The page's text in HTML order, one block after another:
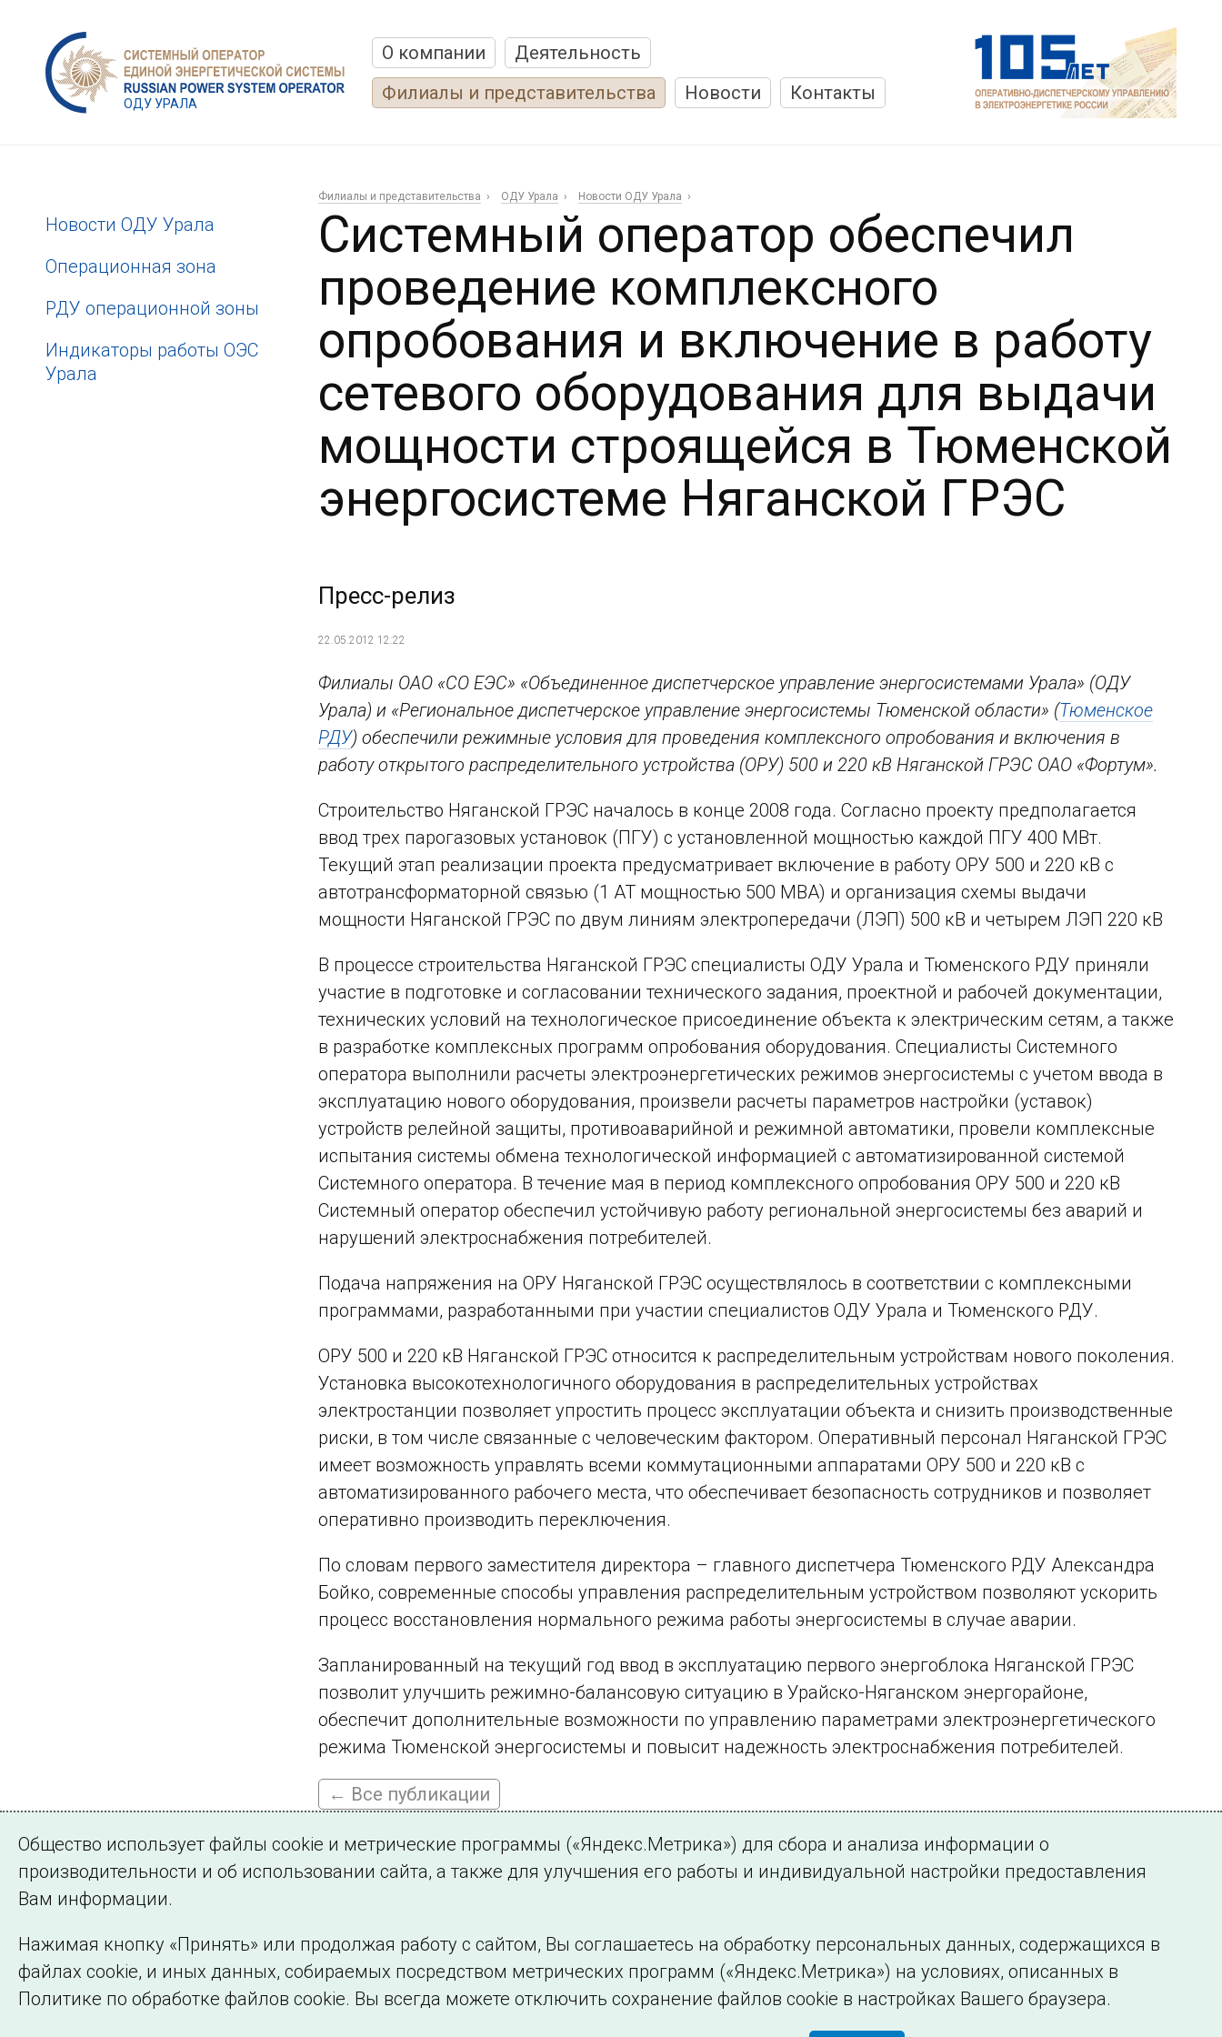
ОДУ УРАЛА
О компании
Деятельность
Филиалы и представительства
Новости Контакты
Новости ОДУ Урала
Операционная зона
РДУ операционной зоны
Индикаторы работы ОЭС
Урала
Филиалы и представительства ОДУ Урала Новости ОДУ Урала
Системный оператор обеспечил
проведение комплексного
опробования и включение в работу
сетевого оборудования для выдачи
мощности строящейся в Тюменской
энергосистеме Няганской ГРЭС
Пресс-релиз
22.05.2012 12:22
Филиалы ОАО «СО ЕЭС» «Объединенное диспетчерское управление энергосистемами Урала» (ОДУ
Урала) и «Региональное диспетчерское управление энергосистемы Тюменской области» (Тюменское
РДУ) обеспечили режимные условия для проведения комплексного опробования и включения в
работу открытого распределительного устройства (ОРУ) 500 и 220 кВ Няганской ГРЭС ОАО «Фортум».
Строительство Няганской ГРЭС началось в конце 2008 года. Согласно проекту предполагается
ввод трех парогазовых установок (ПГУ) с установленной мощностью каждой ПГУ 400 МВт.
Текущий этап реализации проекта предусматривает включение в работу ОРУ 500 и 220 кВ с
автотрансформаторной связью (1 АТ мощностью 500 МВА) и организация схемы выдачи
мощности Няганской ГРЭС по двум линиям электропередачи (ЛЭП) 500 кВ и четырем ЛЭП 220 кВ
В процессе строительства Няганской ГРЭС специалисты ОДУ Урала и Тюменского РДУ приняли
участие в подготовке и согласовании технического задания, проектной и рабочей документации,
технических условий на технологическое присоединение объекта к электрическим сетям, а также
в разработке комплексных программ опробования оборудования. Специалисты Системного
оператора выполнили расчеты электроэнергетических режимов энергосистемы с учетом ввода в
эксплуатацию нового оборудования, произвели расчеты параметров настройки (уставок)
устройств релейной защиты, противоаварийной и режимной автоматики, провели комплексные
испытания системы обмена технологической информацией с автоматизированной системой
Системного оператора. В течение мая в период комплексного опробования ОРУ 500 и 220 кВ
Системный оператор обеспечил устойчивую работу региональной энергосистемы без аварий и
нарушений электроснабжения потребителей.
Подача напряжения на ОРУ Няганской ГРЭС осуществлялось в соответствии с комплексными
программами, разработанными при участии специалистов ОДУ Урала и Тюменского РДУ.
ОРУ 500 и 220 кВ Няганской ГРЭС относится к распределительным устройствам нового поколения.
Установка высокотехнологичного оборудования в распределительных устройствах
электростанции позволяет упростить процесс эксплуатации объекта и снизить производственные
риски, в том числе связанные с человеческим фактором. Оперативный персонал Няганской ГРЭС
имеет возможность управлять всеми коммутационными аппаратами ОРУ 500 и 220 кВ с
автоматизированного рабочего места, что обеспечивает безопасность сотрудников и позволяет
оперативно производить переключения.
По словам первого заместителя директора – главного диспетчера Тюменского РДУ Александра
Бойко, современные способы управления распределительным устройством позволяют ускорить
процесс восстановления нормального режима работы энергосистемы в случае аварии.
Запланированный на текущий год ввод в эксплуатацию первого энергоблока Няганской ГРЭС
позволит улучшить режимно-балансовую ситуацию в Урайско-Няганском энергорайоне,
обеспечит дополнительные возможности по управлению параметрами электроэнергетического
режима Тюменской энергосистемы и повысит надежность электроснабжения потребителей.
← Все публикации
Подписаться на новости
©2005–2026 АО «СО ЕЭС» Филиалы и представительства Использование информации Сведения об образовательной организации
Общество использует файлы cookie и метрические программы («Яндекс.Метрика») для сбора и анализа информации о
производительности и об использовании сайта, а также для улучшения его работы и индивидуальной настройки предоставления
Вам информации.
Нажимая кнопку «Принять» или продолжая работу с сайтом, Вы соглашаетесь на обработку персональных данных, содержащихся в
файлах cookie, и иных данных, собираемых посредством метрических программ («Яндекс.Метрика») на условиях, описанных в
Политике по обработке файлов cookie. Вы всегда можете отключить сохранение файлов cookie в настройках Вашего браузера.